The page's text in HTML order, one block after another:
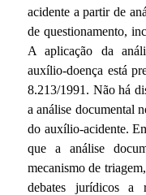
acidente a partir de
de questionamento,
A aplicação da
auxílio-doença está
8.213/1991. Não há
a análise documental
do auxílio-acidente.
que a análise
mecanismo de
debates jurídicos a